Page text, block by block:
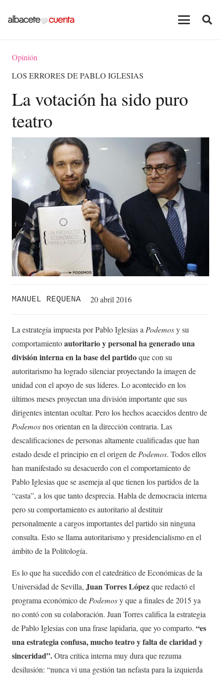
Opinión
LOS ERRORES DE PABLO IGLESIAS
La votación ha sido puro
teatro
MANUEL REQUENA 20 abril 2016
La estrategia impuesta por Pablo Iglesias a Podemosy su
comportamientoautoritario y personalha generado una
división interna en la base del partidoque con su
autoritarismo ha logrado silenciar proyectando la imagen de
unidad con el apoyo de sus líderes. Lo acontecido en los
últimos meses proyectan una división importante que sus
dirigentes intentan ocultar. Pero los hechos acaecidos dentro de
Podemosnos orientan en la dirección contraria. Las
descalificaciones de personas altamente cualificadas que han
estado desde el principio en el origen de Podemos. Todos ellos
han manifestado su desacuerdo con el comportamiento de
Pablo Iglesias que se asemeja al que tienen los partidos de la
“casta”, a los que tanto desprecia. Habla de democracia interna
pero su comportamiento es autoritario al destituir
personalmente a cargos importantes del partido sin ninguna
consulta. Esto se llama autoritarismo y presidencialismo en el
ámbito de la Politología.
Es lo que ha sucedido con el catedrático de Económicas de la
Universidad de Sevilla, Juan Torres Lópezque redactó el
programa económico de Podemosy que a finales de 2015 ya
no contó con su colaboración. Juan Torres califica la estrategia
de Pablo Iglesias con una frase lapidaria, que yo comparto. “es
una estrategia confusa, mucho teatro y falta de claridad y
sinceridad”.Otra crítica interna muy dura que rezuma
desilusión: “nunca vi una gestión tan nefasta para la izquierda